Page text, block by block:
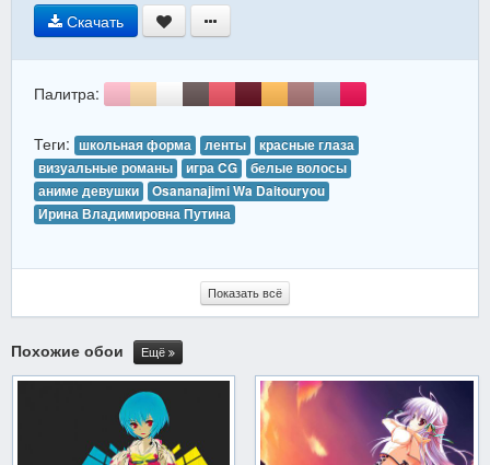
Скачать
Палитра:
Теги: школьная форма ленты
красные глаза
визуальные романы
игра CG
белые волосы
аниме девушки
Osananajimi Wa Daitouryou
Ирина Владимировна Путина
Показать всё
Похожие обои Ещё